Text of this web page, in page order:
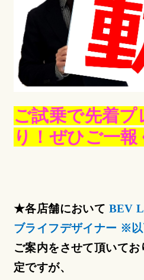
ご試乗で先着プ
り！ぜひご一報
★各店舗において BEV
ブライフデザイナー ※
ご案内をさせて頂いて
定ですが、